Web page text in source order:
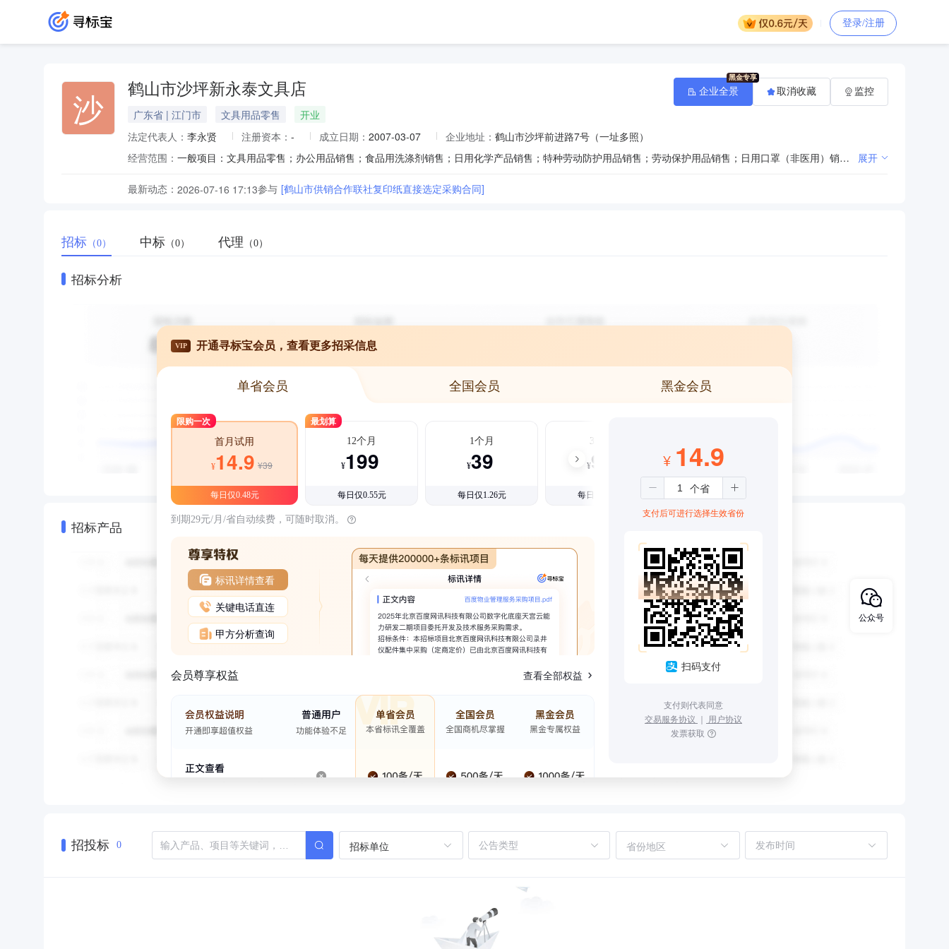
登录/注册
沙 鹤山市沙坪新永泰文具店
广东省 | 江门市 文具用品零售
开业
法定代表人： 李永贤 注册资本： - 成立日期： 2007-03-07 企业地址： 鹤山市沙坪前进路7号（一址多照）
经营范围：
一般项目：文具用品零售；办公用品销售；食品用洗涤剂销售；日用化学产品销售；特种劳动防护用品销售；劳动保护用品销售；日用口罩（非医用）销售；体育用品及器材零售；日用百货销售；办公设备耗材销售；家用电器销售。（除依法须经批准的项目外，凭营业执照依法自主开展经营活动） 展开
最新动态： 2026-07-16 17:13参与 [鹤山市供销合作联社复印纸直接选定采购合同]
企业全景 取消收藏 监控
招标 （0） 中标 （0） 代理 （0）
招标分析
招标产品
VIP 开通寻标宝会员，查看更多招采信息
单省会员 全国会员 黑金会员
限购一次
首月试用
¥14.9 ¥39
每日仅0.48元
最划算
12个月
¥199
每日仅0.55元
1个月
¥39
每日仅1.26元
3个月
¥99
每日仅1.08元
到期29元/月/省自动续费，可随时取消。
标讯详情查看
关键电话直连
甲方分析查询
会员尊享权益 查看全部权益
¥ 14.9
支付后可进行选择生效省份
扫码支付
支付则代表同意
交易服务协议 ｜ 用户协议
发票获取
招投标 0 招标单位 省份地区
公众号